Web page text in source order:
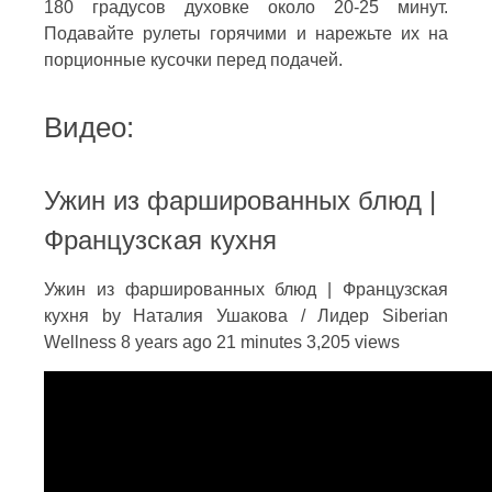
180 градусов духовке около 20-25 минут.
Подавайте рулеты горячими и нарежьте их на
порционные кусочки перед подачей.
Видео:
Ужин из фаршированных блюд |
Французская кухня
Ужин из фаршированных блюд | Французская
кухня by Наталия Ушакова / Лидер Siberian
Wellness 8 years ago 21 minutes 3,205 views